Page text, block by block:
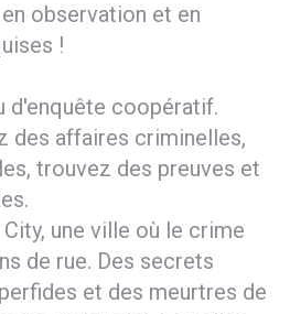
observation et en
!
d'enquête coopératif.
des affaires criminelles,
trouvez des preuves et
une ville où le crime
de rue. Des secrets
et des meurtres de